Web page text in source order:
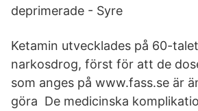
deprimerade - Syre
Ketamin utvecklades på 60-
narkosdrog, först för att de
som anges på www.fass.se är
göra De medicinska